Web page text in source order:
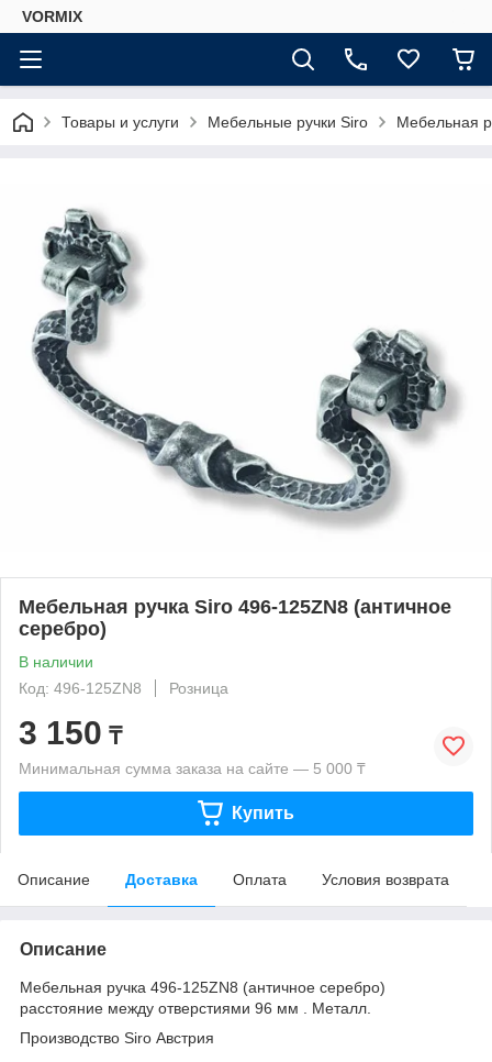
VORMIX
Товары и услуги Мебельные ручки Siro Мебельная
Мебельная ручка Siro 496-125ZN8 (античное
серебро)
В наличии
Код: 496-125ZN8
Розница
3 150 ₸
Минимальная сумма заказа на сайте — 5 000 ₸
Купить
Описание Доставка Оплата Условия возврата
Описание
Мебельная ручка 496-125ZN8 (античное серебро)
расстояние между отверстиями 96 мм . Металл.
Производство Siro Австрия